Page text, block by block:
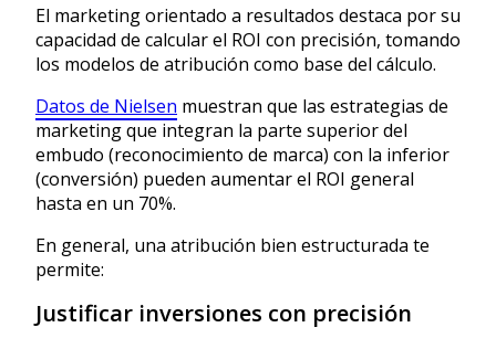
El marketing orientado a resultados destaca por su
capacidad de calcular el ROI con precisión, tomando
los modelos de atribución como base del cálculo.
Datos de Nielsen muestran que las estrategias de
marketing que integran la parte superior del
embudo (reconocimiento de marca) con la inferior
(conversión) pueden aumentar el ROI general
hasta en un 70%.
En general, una atribución bien estructurada te
permite:
Justificar inversiones con precisión